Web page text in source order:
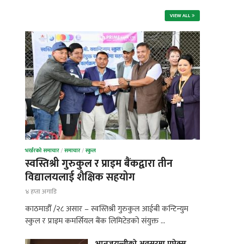
VIEW ALL
भर्खरको समाचार/समाचार/स्कुल
स्वस्तिश्री गुरुकुल र प्राइम बैंकद्वारा तीन
विद्यालयलाई शैक्षिक सहयोग
४ हप्ता अगाडि
काठमाडौँ /२८ असार – स्वस्तिश्री गुरुकुल आईबी कन्टिन्युम
स्कुल र प्राइम कमर्सियल बैंक लिमिटेडको संयुक्त …